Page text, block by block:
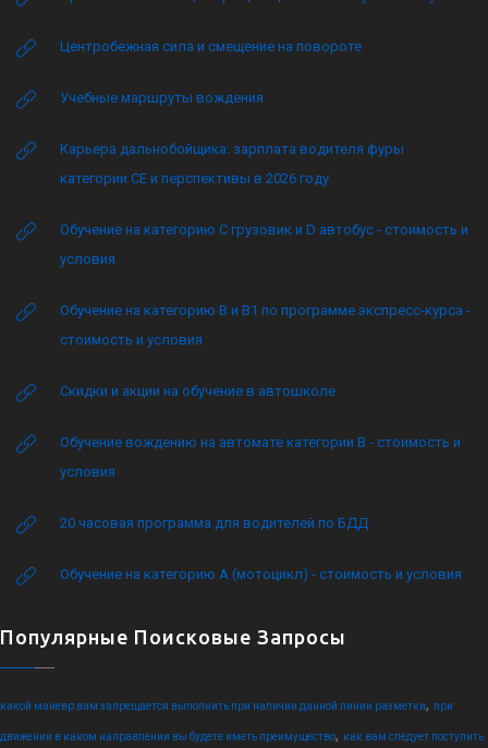
Центробежная сила и смещение на повороте
Учебные маршруты вождения
Карьера дальнобойщика: зарплата водителя фуры
категории CE и перспективы в 2026 году
Обучение на категорию C грузовик и D автобус - стоимость и
условия
Обучение на категорию B и B1 по программе экспресс-курса -
стоимость и условия
Скидки и акции на обучение в автошколе
Обучение вождению на автомате категории B - стоимость и
условия
20 часовая программа для водителей по БДД
Обучение на категорию А (мотоцикл) - стоимость и условия
Популярные Поисковые Запросы
какой маневр вам запрещается выполнить при наличии данной линии разметки, при
движении в каком направлении вы будете иметь преимущество, как вам следует поступить